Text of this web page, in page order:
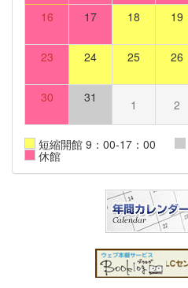
16 17 18 19
23 24 25 26
30 31 1 2
短縮開館 9：00-17：00
休館